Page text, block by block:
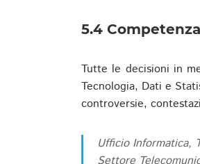
5.4
Tutte le decisioni in
Tecnologia, Dati e
controversie,
Ufficio Informatica,